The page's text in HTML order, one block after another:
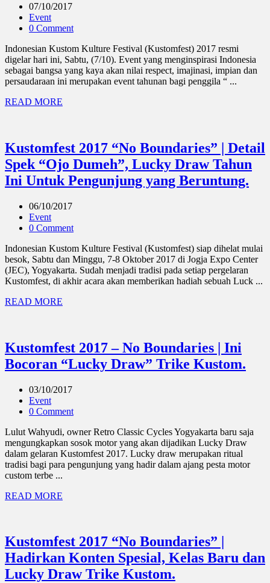
07/10/2017
Event
0 Comment
Indonesian Kustom Kulture Festival (Kustomfest) 2017 resmi
digelar hari ini, Sabtu, (7/10). Event yang menginspirasi Indonesia
sebagai bangsa yang kaya akan nilai respect, imajinasi, impian dan
persaudaraan ini merupakan event tahunan bagi penggila “ ...
READ MORE
Kustomfest 2017 “No Boundaries” | Detail
Spek “Ojo Dumeh”, Lucky Draw Tahun
Ini Untuk Pengunjung yang Beruntung.
06/10/2017
Event
0 Comment
Indonesian Kustom Kulture Festival (Kustomfest) siap dihelat mulai
besok, Sabtu dan Minggu, 7-8 Oktober 2017 di Jogja Expo Center
(JEC), Yogyakarta. Sudah menjadi tradisi pada setiap pergelaran
Kustomfest, di akhir acara akan memberikan hadiah sebuah Luck ...
READ MORE
Kustomfest 2017 – No Boundaries | Ini
Bocoran “Lucky Draw” Trike Kustom.
03/10/2017
Event
0 Comment
Lulut Wahyudi, owner Retro Classic Cycles Yogyakarta baru saja
mengungkapkan sosok motor yang akan dijadikan Lucky Draw
dalam gelaran Kustomfest 2017. Lucky draw merupakan ritual
tradisi bagi para pengunjung yang hadir dalam ajang pesta motor
custom terbe ...
READ MORE
Kustomfest 2017 “No Boundaries” |
Hadirkan Konten Spesial, Kelas Baru dan
Lucky Draw Trike Kustom.